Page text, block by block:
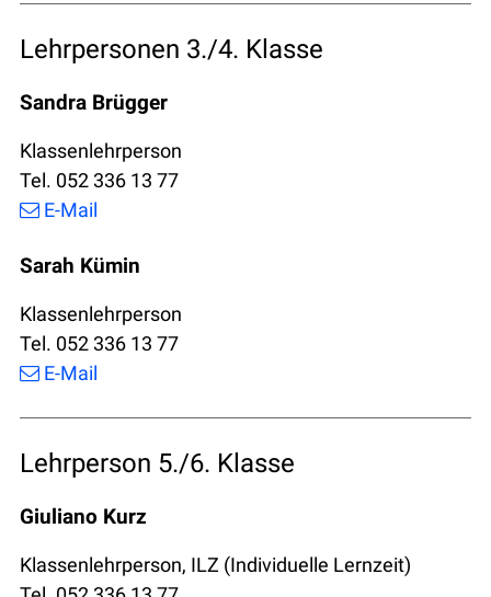
Lehrpersonen 3./4. Klasse
Sandra Brügger
Klassenlehrperson
Tel. 052 336 13 77
E-Mail
Sarah Kümin
Klassenlehrperson
Tel. 052 336 13 77
E-Mail
Lehrperson 5./6. Klasse
Giuliano Kurz
Klassenlehrperson, ILZ (Individuelle Lernzeit)